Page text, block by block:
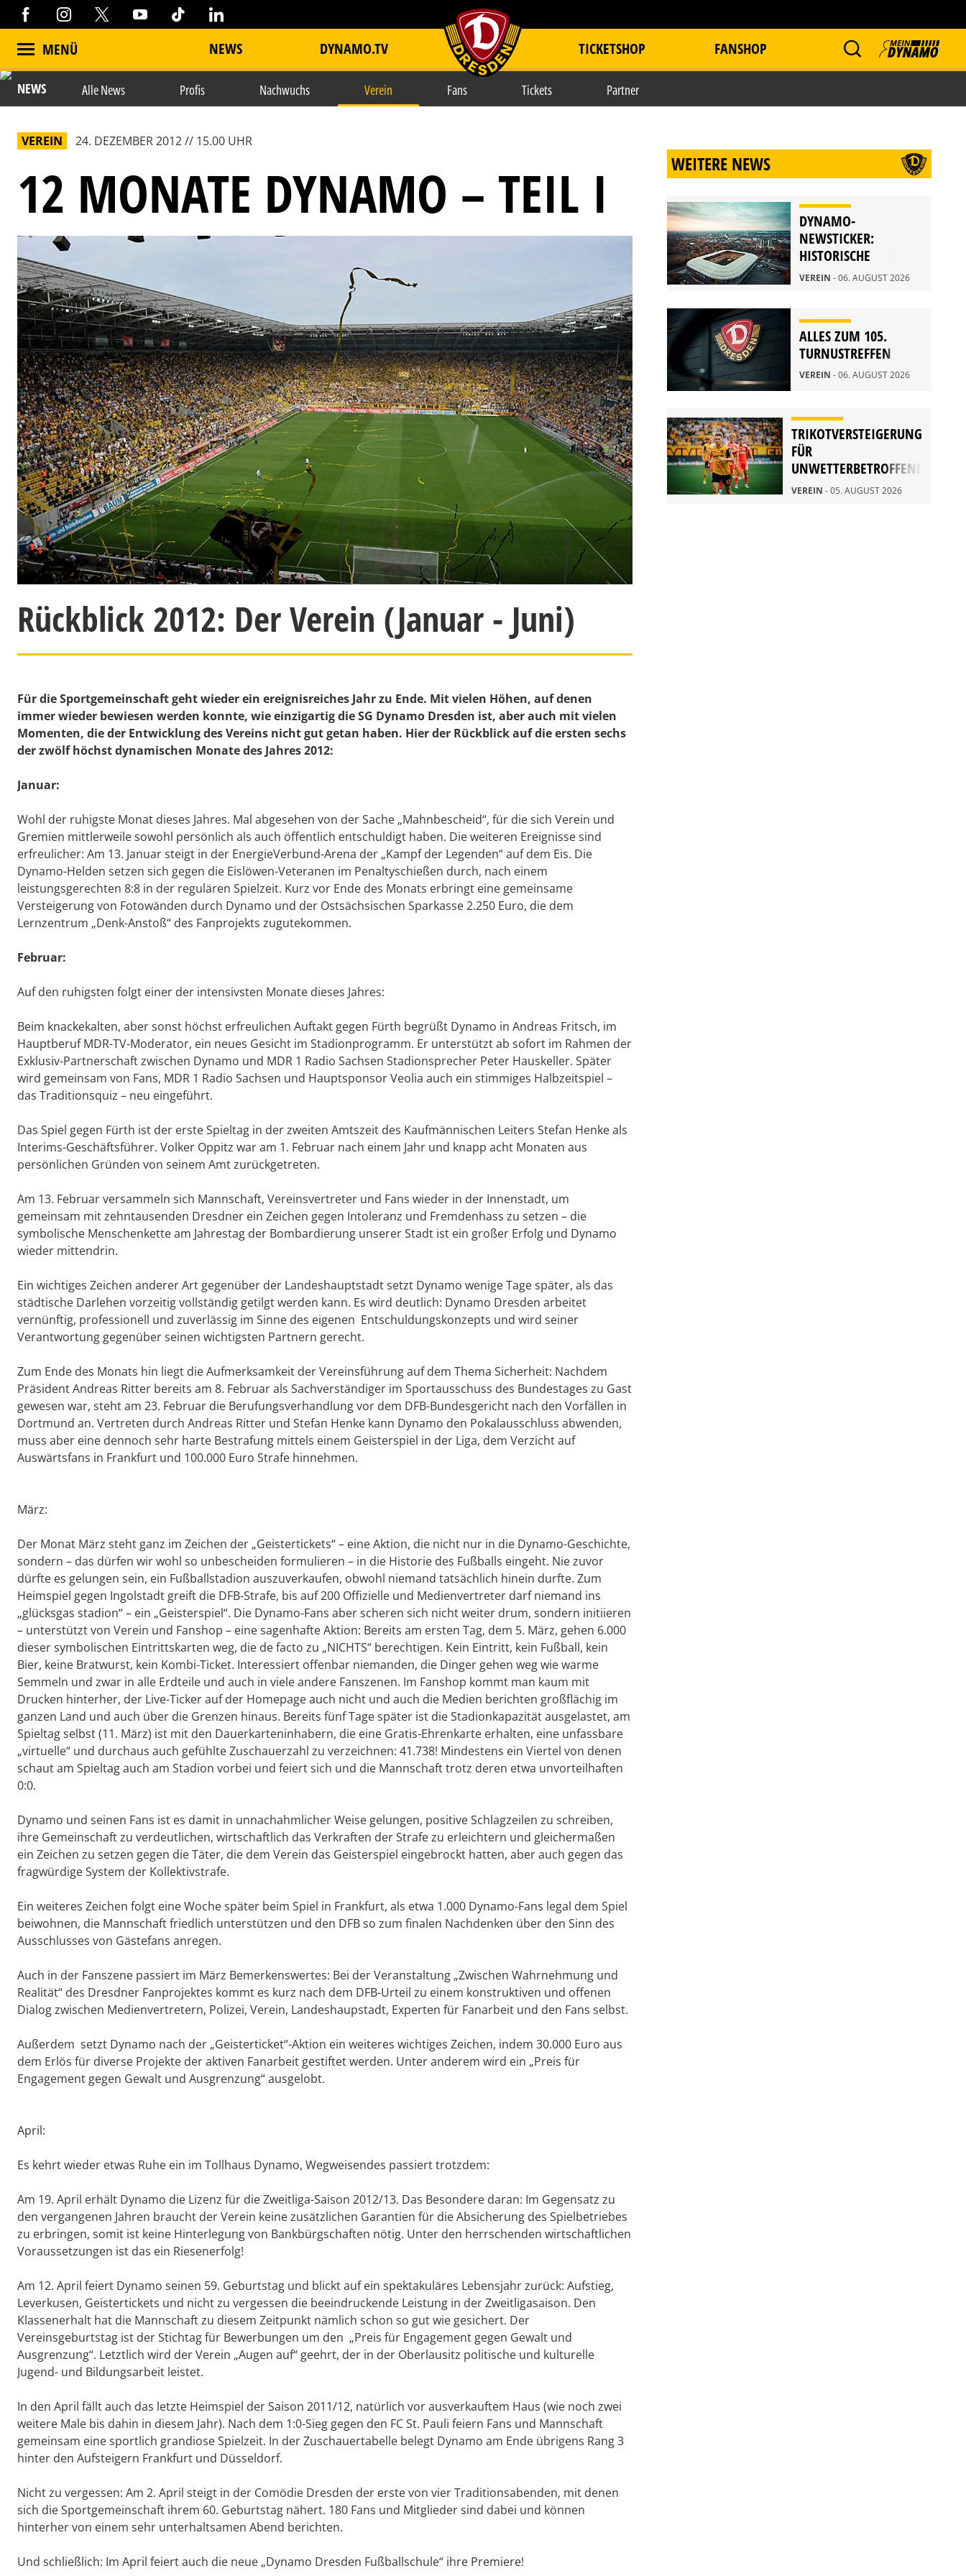
MENÜ NEWS DYNAMO.TV item.title TICKETSHOP FANSHOP
NEWS Alle News Profis Nachwuchs Verein Fans Tickets Partner
VEREIN 24. DEZEMBER 2012 // 15.00 UHR
12 MONATE DYNAMO – TEIL I
Rückblick 2012: Der Verein (Januar - Juni)
Für die Sportgemeinschaft geht wieder ein ereignisreiches Jahr zu Ende. Mit vielen Höhen, auf denen
immer wieder bewiesen werden konnte, wie einzigartig die SG Dynamo Dresden ist, aber auch mit vielen
Momenten, die der Entwicklung des Vereins nicht gut getan haben. Hier der Rückblick auf die ersten sechs
der zwölf höchst dynamischen Monate des Jahres 2012:
Januar:
Wohl der ruhigste Monat dieses Jahres. Mal abgesehen von der Sache „Mahnbescheid“, für die sich Verein und
Gremien mittlerweile sowohl persönlich als auch öffentlich entschuldigt haben. Die weiteren Ereignisse sind
erfreulicher: Am 13. Januar steigt in der EnergieVerbund-Arena der „Kampf der Legenden“ auf dem Eis. Die
Dynamo-Helden setzen sich gegen die Eislöwen-Veteranen im Penaltyschießen durch, nach einem
leistungsgerechten 8:8 in der regulären Spielzeit. Kurz vor Ende des Monats erbringt eine gemeinsame
Versteigerung von Fotowänden durch Dynamo und der Ostsächsischen Sparkasse 2.250 Euro, die dem
Lernzentrum „Denk-Anstoß“ des Fanprojekts zugutekommen.
Februar:
Auf den ruhigsten folgt einer der intensivsten Monate dieses Jahres:
Beim knackekalten, aber sonst höchst erfreulichen Auftakt gegen Fürth begrüßt Dynamo in Andreas Fritsch, im
Hauptberuf MDR-TV-Moderator, ein neues Gesicht im Stadionprogramm. Er unterstützt ab sofort im Rahmen der
Exklusiv-Partnerschaft zwischen Dynamo und MDR 1 Radio Sachsen Stadionsprecher Peter Hauskeller. Später
wird gemeinsam von Fans, MDR 1 Radio Sachsen und Hauptsponsor Veolia auch ein stimmiges Halbzeitspiel –
das Traditionsquiz – neu eingeführt.
Das Spiel gegen Fürth ist der erste Spieltag in der zweiten Amtszeit des Kaufmännischen Leiters Stefan Henke als
Interims-Geschäftsführer. Volker Oppitz war am 1. Februar nach einem Jahr und knapp acht Monaten aus
persönlichen Gründen von seinem Amt zurückgetreten.
Am 13. Februar versammeln sich Mannschaft, Vereinsvertreter und Fans wieder in der Innenstadt, um
gemeinsam mit zehntausenden Dresdner ein Zeichen gegen Intoleranz und Fremdenhass zu setzen – die
symbolische Menschenkette am Jahrestag der Bombardierung unserer Stadt ist ein großer Erfolg und Dynamo
wieder mittendrin.
Ein wichtiges Zeichen anderer Art gegenüber der Landeshauptstadt setzt Dynamo wenige Tage später, als das
städtische Darlehen vorzeitig vollständig getilgt werden kann. Es wird deutlich: Dynamo Dresden arbeitet
vernünftig, professionell und zuverlässig im Sinne des eigenen Entschuldungskonzepts und wird seiner
Verantwortung gegenüber seinen wichtigsten Partnern gerecht.
Zum Ende des Monats hin liegt die Aufmerksamkeit der Vereinsführung auf dem Thema Sicherheit: Nachdem
Präsident Andreas Ritter bereits am 8. Februar als Sachverständiger im Sportausschuss des Bundestages zu Gast
gewesen war, steht am 23. Februar die Berufungsverhandlung vor dem DFB-Bundesgericht nach den Vorfällen in
Dortmund an. Vertreten durch Andreas Ritter und Stefan Henke kann Dynamo den Pokalausschluss abwenden,
muss aber eine dennoch sehr harte Bestrafung mittels einem Geisterspiel in der Liga, dem Verzicht auf
Auswärtsfans in Frankfurt und 100.000 Euro Strafe hinnehmen.
März:
Der Monat März steht ganz im Zeichen der „Geistertickets“ – eine Aktion, die nicht nur in die Dynamo-Geschichte,
sondern – das dürfen wir wohl so unbescheiden formulieren – in die Historie des Fußballs eingeht. Nie zuvor
dürfte es gelungen sein, ein Fußballstadion auszuverkaufen, obwohl niemand tatsächlich hinein durfte. Zum
Heimspiel gegen Ingolstadt greift die DFB-Strafe, bis auf 200 Offizielle und Medienvertreter darf niemand ins
„glücksgas stadion“ – ein „Geisterspiel“. Die Dynamo-Fans aber scheren sich nicht weiter drum, sondern initiieren
– unterstützt von Verein und Fanshop – eine sagenhafte Aktion: Bereits am ersten Tag, dem 5. März, gehen 6.000
dieser symbolischen Eintrittskarten weg, die de facto zu „NICHTS“ berechtigen. Kein Eintritt, kein Fußball, kein
Bier, keine Bratwurst, kein Kombi-Ticket. Interessiert offenbar niemanden, die Dinger gehen weg wie warme
Semmeln und zwar in alle Erdteile und auch in viele andere Fanszenen. Im Fanshop kommt man kaum mit
Drucken hinterher, der Live-Ticker auf der Homepage auch nicht und auch die Medien berichten großflächig im
ganzen Land und auch über die Grenzen hinaus. Bereits fünf Tage später ist die Stadionkapazität ausgelastet, am
Spieltag selbst (11. März) ist mit den Dauerkarteninhabern, die eine Gratis-Ehrenkarte erhalten, eine unfassbare
„virtuelle“ und durchaus auch gefühlte Zuschauerzahl zu verzeichnen: 41.738! Mindestens ein Viertel von denen
schaut am Spieltag auch am Stadion vorbei und feiert sich und die Mannschaft trotz deren etwa unvorteilhaften
0:0.
Dynamo und seinen Fans ist es damit in unnachahmlicher Weise gelungen, positive Schlagzeilen zu schreiben,
ihre Gemeinschaft zu verdeutlichen, wirtschaftlich das Verkraften der Strafe zu erleichtern und gleichermaßen
ein Zeichen zu setzen gegen die Täter, die dem Verein das Geisterspiel eingebrockt hatten, aber auch gegen das
fragwürdige System der Kollektivstrafe.
Ein weiteres Zeichen folgt eine Woche später beim Spiel in Frankfurt, als etwa 1.000 Dynamo-Fans legal dem Spiel
beiwohnen, die Mannschaft friedlich unterstützen und den DFB so zum finalen Nachdenken über den Sinn des
Ausschlusses von Gästefans anregen.
Auch in der Fanszene passiert im März Bemerkenswertes: Bei der Veranstaltung „Zwischen Wahrnehmung und
Realität“ des Dresdner Fanprojektes kommt es kurz nach dem DFB-Urteil zu einem konstruktiven und offenen
Dialog zwischen Medienvertretern, Polizei, Verein, Landeshaupstadt, Experten für Fanarbeit und den Fans selbst.
Außerdem setzt Dynamo nach der „Geisterticket“-Aktion ein weiteres wichtiges Zeichen, indem 30.000 Euro aus
dem Erlös für diverse Projekte der aktiven Fanarbeit gestiftet werden. Unter anderem wird ein „Preis für
Engagement gegen Gewalt und Ausgrenzung“ ausgelobt.
April:
Es kehrt wieder etwas Ruhe ein im Tollhaus Dynamo, Wegweisendes passiert trotzdem:
Am 19. April erhält Dynamo die Lizenz für die Zweitliga-Saison 2012/13. Das Besondere daran: Im Gegensatz zu
den vergangenen Jahren braucht der Verein keine zusätzlichen Garantien für die Absicherung des Spielbetriebes
zu erbringen, somit ist keine Hinterlegung von Bankbürgschaften nötig. Unter den herrschenden wirtschaftlichen
Voraussetzungen ist das ein Riesenerfolg!
Am 12. April feiert Dynamo seinen 59. Geburtstag und blickt auf ein spektakuläres Lebensjahr zurück: Aufstieg,
Leverkusen, Geistertickets und nicht zu vergessen die beeindruckende Leistung in der Zweitligasaison. Den
Klassenerhalt hat die Mannschaft zu diesem Zeitpunkt nämlich schon so gut wie gesichert. Der
Vereinsgeburtstag ist der Stichtag für Bewerbungen um den „Preis für Engagement gegen Gewalt und
Ausgrenzung“. Letztlich wird der Verein „Augen auf“ geehrt, der in der Oberlausitz politische und kulturelle
Jugend- und Bildungsarbeit leistet.
In den April fällt auch das letzte Heimspiel der Saison 2011/12, natürlich vor ausverkauftem Haus (wie noch zwei
weitere Male bis dahin in diesem Jahr). Nach dem 1:0-Sieg gegen den FC St. Pauli feiern Fans und Mannschaft
gemeinsam eine sportlich grandiose Spielzeit. In der Zuschauertabelle belegt Dynamo am Ende übrigens Rang 3
hinter den Aufsteigern Frankfurt und Düsseldorf.
Nicht zu vergessen: Am 2. April steigt in der Comödie Dresden der erste von vier Traditionsabenden, mit denen
sich die Sportgemeinschaft ihrem 60. Geburtstag nähert. 180 Fans und Mitglieder sind dabei und können
hinterher von einem sehr unterhaltsamen Abend berichten.
Und schließlich: Im April feiert auch die neue „Dynamo Dresden Fußballschule“ ihre Premiere!
WEITERE NEWS
DYNAMO-
NEWSTICKER:
HISTORISCHE
STADIONFÜHRUNG
VEREIN - 06. AUGUST 2026
ALLES ZUM 105.
TURNUSTREFFEN
VEREIN - 06. AUGUST 2026
TRIKOTVERSTEIGERUNG
FÜR
UNWETTERBETROFFENE
IN RATHEN
VEREIN - 05. AUGUST 2026